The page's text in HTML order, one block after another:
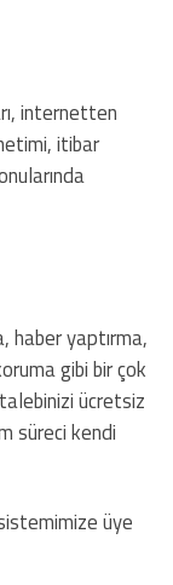
internetten
itibar
haber yaptırma,
gibi bir çok
ücretsiz
süreci kendi
üye